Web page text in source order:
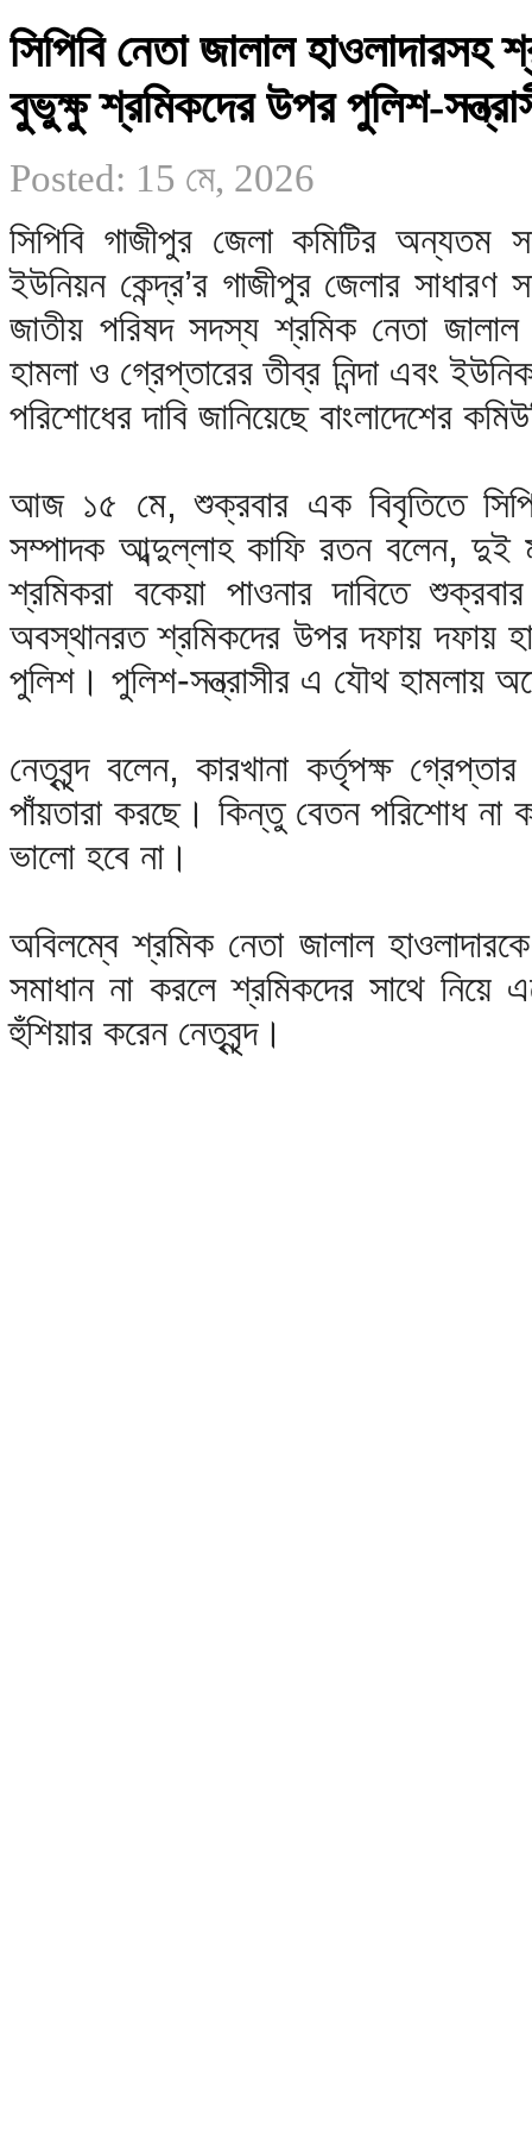
সিপিবি নেতা জালাল
বুভুক্ষু শ্রমিকদের উপর পুলিশ-
Posted: 15 মে, 2026
সিপিবি গাজীপুর জেলা কমিটির অন্যতম
ইউনিয়ন কেন্দ্র’র গাজীপুর জেলার সাধারণ
জাতীয় পরিষদ সদস্য শ্রমিক নেতা জালাল
হামলা ও গ্রেপ্তারের তীব্র নিন্দা এবং
পরিশোধের দাবি জানিয়েছে বাংলাদেশের
আজ ১৫ মে, শুক্রবার এক বিবৃতিতে
সম্পাদক আব্দুল্লাহ কাফি রতন বলেন, দুই
শ্রমিকরা বকেয়া পাওনার দাবিতে
অবস্থানরত শ্রমিকদের উপর দফায় দফায়
পুলিশ। পুলিশ-সন্ত্রাসীর এ যৌথ হামলায়
নেতৃবৃন্দ বলেন, কারখানা কর্তৃপক্ষ
পাঁয়তারা করছে। কিন্তু বেতন পরিশোধ না
ভালো হবে না।
অবিলম্বে শ্রমিক নেতা জালাল
সমাধান না করলে শ্রমিকদের সাথে নিয়ে
হুঁশিয়ার করেন নেতৃবৃন্দ।